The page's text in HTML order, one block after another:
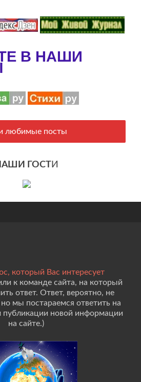
В НАШИ
любимые посты
ГОСТИ
который Вас интересует
к команде сайта, на который
ответ. Ответ, вероятно, не
мы постараемся ответить на
публикации новой информации
на сайте.)